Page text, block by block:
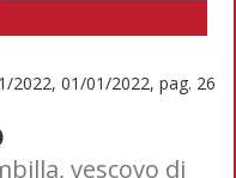
2022, 01/01/2022, pag. 26
vescovo di